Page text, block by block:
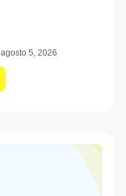
agosto 5, 2026